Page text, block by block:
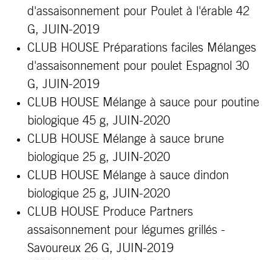
d'assaisonnement pour Poulet à l'érable 42
G, JUIN-2019
CLUB HOUSE Préparations faciles Mélanges
d'assaisonnement pour poulet Espagnol 30
G, JUIN-2019
CLUB HOUSE Mélange à sauce pour poutine
biologique 45 g, JUIN-2020
CLUB HOUSE Mélange à sauce brune
biologique 25 g, JUIN-2020
CLUB HOUSE Mélange à sauce dindon
biologique 25 g, JUIN-2020
CLUB HOUSE Produce Partners
assaisonnement pour légumes grillés -
Savoureux 26 G, JUIN-2019